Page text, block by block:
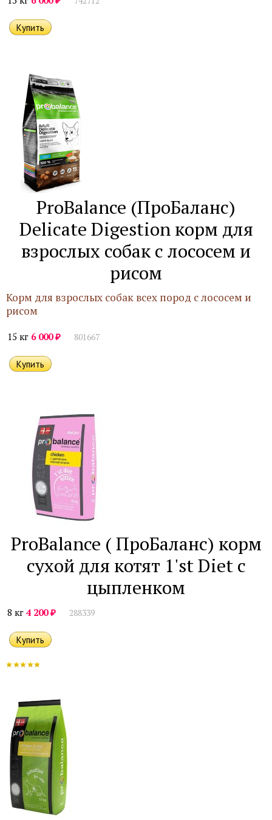
ProBalance (ПроБаланс)
Delicate Digestion корм для
взрослых собак с лососем и
рисом
Корм для взрослых собак всех пород с лососем и
рисом
15 кг 6 000₽ 801667
ProBalance ( ПроБаланс) корм
сухой для котят 1'st Diet с
цыпленком
8 кг 4 200₽ 288339